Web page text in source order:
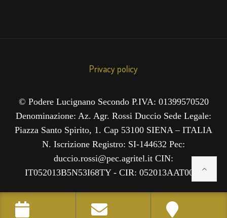
Privacy policy
© Podere Lucignano Secondo P.IVA: 01399570520
Denominazione: Az. Agr. Rossi Duccio Sede Legale:
Piazza Santo Spirito, 1. Cap 53100 SIENA – ITALIA
N. Iscrizione Registro: SI-144632 Pec:
duccio.rossi@pec.agritel.it CIN:
IT052013B5N53I68TY - CIR: 052013AAT0035